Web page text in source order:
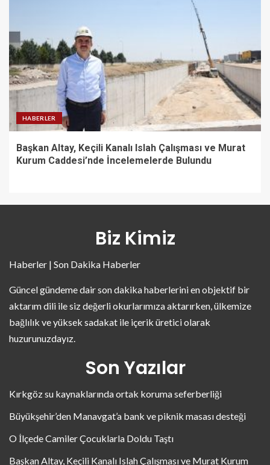
HABERLER
Başkan Altay, Keçili Kanalı Islah Çalışması ve Murat
Kurum Caddesi’nde İncelemelerde Bulundu
Biz Kimiz
Haberler | Son Dakika Haberler
Güncel gündeme dair son dakika haberlerini en objektif bir
aktarım dili ile siz değerli okurlarımıza aktarırken, ülkemize
bağlılık ve yüksek sadakat ile içerik üretici olarak
huzurunuzdayız.
Son Yazılar
Kırkgöz su kaynaklarında ortak koruma seferberliği
Büyükşehir’den Manavgat’a bank ve piknik masası desteği
O İlçede Camiler Çocuklarla Doldu Taştı
Başkan Altay, Keçili Kanalı Islah Çalışması ve Murat Kurum